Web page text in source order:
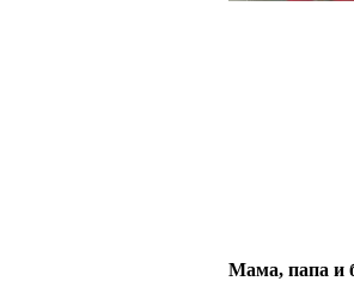
Мама, папа и